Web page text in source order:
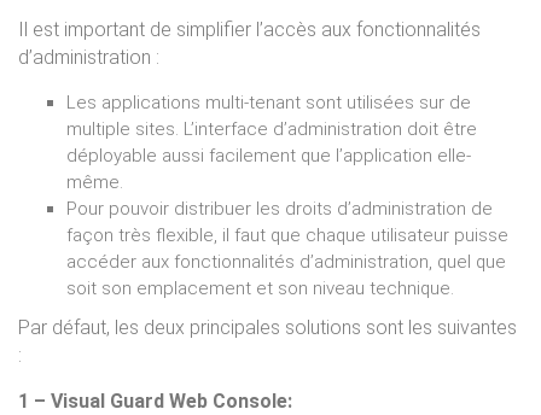
Il est important de simplifier l’accès aux fonctionnalités
d’administration :
Les applications multi-tenant sont utilisées sur de
multiple sites. L’interface d’administration doit être
déployable aussi facilement que l’application elle-
même.
Pour pouvoir distribuer les droits d’administration de
façon très flexible, il faut que chaque utilisateur puisse
accéder aux fonctionnalités d’administration, quel que
soit son emplacement et son niveau technique.
Par défaut, les deux principales solutions sont les suivantes
:
1 – Visual Guard Web Console: